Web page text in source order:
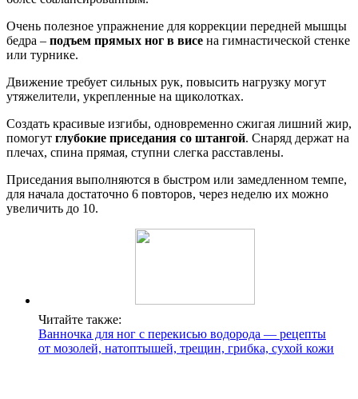
Очень полезное упражнение для коррекции передней мышцы
бедра – подъем прямых ног в висе на гимнастической стенке
или турнике.
Движение требует сильных рук, повысить нагрузку могут
утяжелители, укрепленные на щиколотках.
Создать красивые изгибы, одновременно сжигая лишний жир,
помогут глубокие приседания со штангой. Снаряд держат на
плечах, спина прямая, ступни слегка расставлены.
Приседания выполняются в быстром или замедленном темпе,
для начала достаточно 6 повторов, через неделю их можно
увеличить до 10.
Читайте также:
Ванночка для ног с перекисью водорода — рецепты
от мозолей, натоптышей, трещин, грибка, сухой кожи